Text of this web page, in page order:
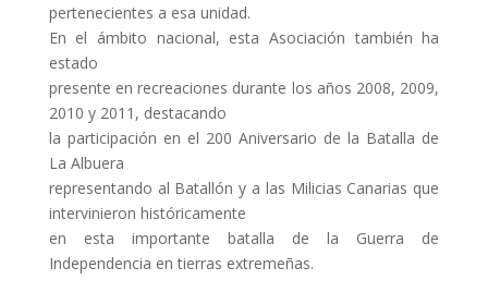
pertenecientes a esa unidad.
En el ámbito nacional, esta Asociación también ha
estado
presente en recreaciones durante los años 2008, 2009,
2010 y 2011, destacando
la participación en el 200 Aniversario de la Batalla de
La Albuera
representando al Batallón y a las Milicias Canarias que
intervinieron históricamente
en esta importante batalla de la Guerra de
Independencia en tierras extremeñas.